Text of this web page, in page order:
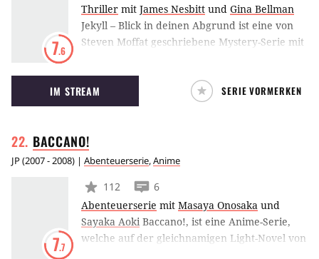
7.6
Thriller mit James Nesbitt und Gina Bellman
Jekyll – Blick in deinen Abgrund ist eine von
Steven Moffat geschriebene Mystery-Serie mit
und Mr. Hyde in die Gegenwart verlegt.
IM STREAM SERIE VORMERKEN
BACCANO!
JP(2007 - 2008) | Abenteuerserie,Anime
7.7
112
6
Abenteuerserie mit Masaya Onosaka und
Sayaka Aoki Baccano!, ist eine Anime-Serie,
welche auf der gleichnamigen Light-Novel von